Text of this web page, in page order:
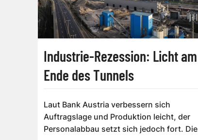
Industrie-Rezession: Licht am
Ende des Tunnels
Laut Bank Austria verbessern sich
Auftragslage und Produktion leicht, der
Personalabbau setzt sich jedoch fort. Die